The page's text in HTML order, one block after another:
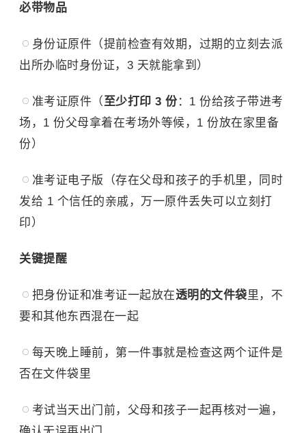
必带物品
身份证原件（提前检查有效期，过期的立刻去派
出所办临时身份证，3 天就能拿到）
准考证原件（至少打印 3 份：1 份给孩子带进考
场，1 份父母拿着在考场外等候，1 份放在家里备
份）
准考证电子版（存在父母和孩子的手机里，同时
发给 1 个信任的亲戚，万一原件丢失可以立刻打
印）
关键提醒
把身份证和准考证一起放在透明的文件袋里，不
要和其他东西混在一起
每天晚上睡前，第一件事就是检查这两个证件是
否在文件袋里
考试当天出门前，父母和孩子一起再核对一遍，